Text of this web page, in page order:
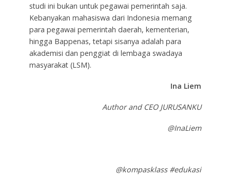
studi ini bukan untuk pegawai pemerintah saja.
Kebanyakan mahasiswa dari Indonesia memang
para pegawai pemerintah daerah, kementerian,
hingga Bappenas, tetapi sisanya adalah para
akademisi dan penggiat di lembaga swadaya
masyarakat (LSM).
Ina Liem
Author and CEO JURUSANKU
@InaLiem
@kompasklass #edukasi